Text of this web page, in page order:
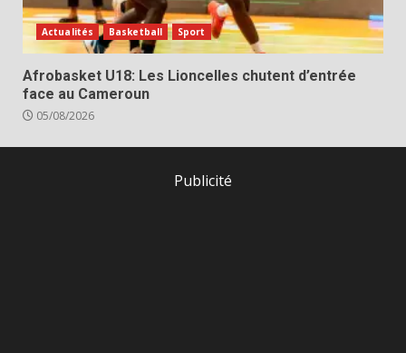
Actualités Basketball Sport
Afrobasket U18: Les Lioncelles chutent d’entrée
face au Cameroun
05/08/2026
Publicité